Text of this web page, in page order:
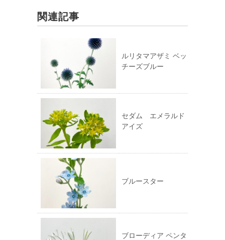
有
(新
し
ウ
で
開
き
ま
す)
ク
リ
ッ
い
(新
し
い
ウ
ィ
ウ
で
開
き
ま
す)
関連記事
ルリタマアザミ ベッ
チーズブルー
セダム エメラルド
アイズ
ブルースター
ブローディア ペンタ